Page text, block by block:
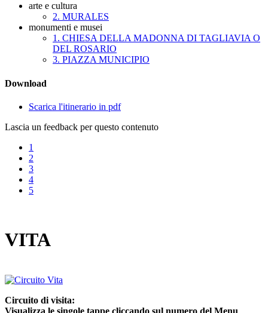
arte e cultura
2. MURALES
monumenti e musei
1. CHIESA DELLA MADONNA DI TAGLIAVIA O
DEL ROSARIO
3. PIAZZA MUNICIPIO
Download
Scarica l'itinerario in pdf
Lascia un feedback per questo contenuto
1
2
3
4
5
VITA
Circuito di visita:
Visualizza le singole tappe cliccando sul numero del Menu